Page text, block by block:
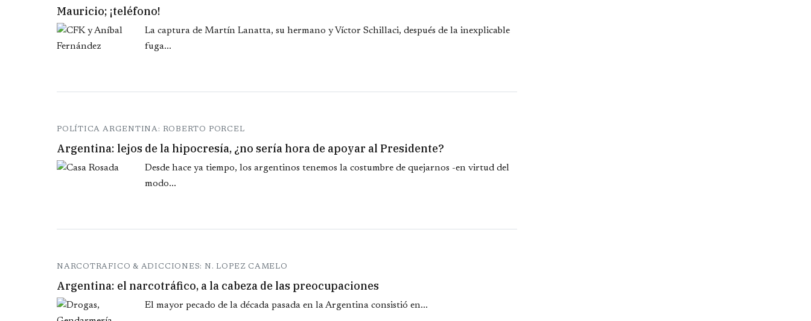
Mauricio; ¡teléfono!
La captura de Martín Lanatta, su hermano y Víctor Schillaci, después de la inexplicable
fuga...
POLÍTICA ARGENTINA: ROBERTO PORCEL
Argentina: lejos de la hipocresía, ¿no sería hora de apoyar al Presidente?
Desde hace ya tiempo, los argentinos tenemos la costumbre de quejarnos -en virtud del
modo...
NARCOTRAFICO & ADICCIONES: N. LOPEZ CAMELO
Argentina: el narcotráfico, a la cabeza de las preocupaciones
El mayor pecado de la década pasada en la Argentina consistió en...